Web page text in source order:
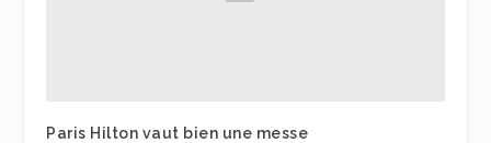
Paris Hilton vaut bien une messe